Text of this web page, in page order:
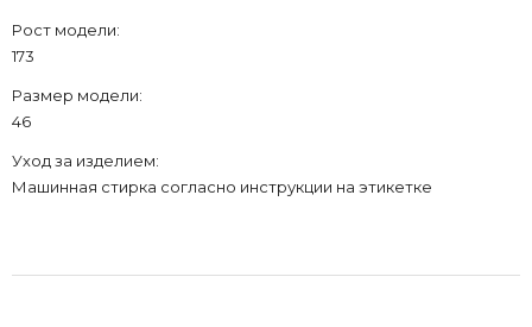
Рост модели:
173
Размер модели:
46
Уход за изделием:
Машинная стирка согласно инструкции на этикетке